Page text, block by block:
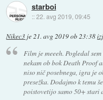
starboi
::22. avg 2019, 09:45
Nikec3 je21. avg 2019 ob 23:38
Film je meeeh. Pogledal
nekam ob bok Death Proof
niso nič posebnega, igra je
presežka. Dodajmo k temu
poistovetijo samo 50+ stari